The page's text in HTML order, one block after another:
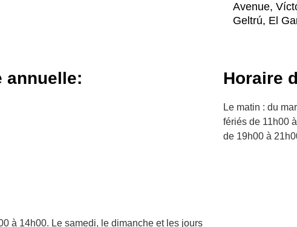
Avenue,
Geltrú, El
annuelle: Horaire
Le matin : du
fériés de 11h00
de 19h00 à
à 14h00. Le samedi, le dimanche et les jours